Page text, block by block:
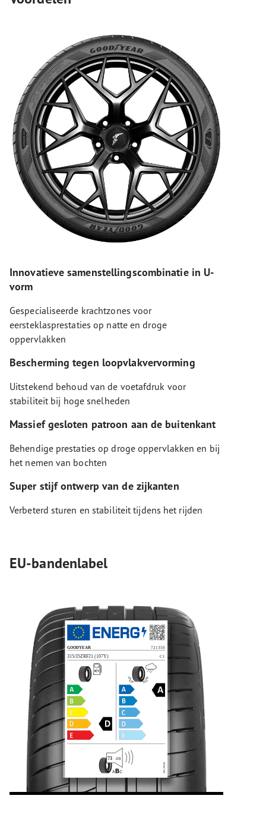
Innovatieve samenstellingscombinatie in U-
vorm
Gespecialiseerde krachtzones voor
eersteklasprestaties op natte en droge
oppervlakken
Bescherming tegen loopvlakvervorming
Uitstekend behoud van de voetafdruk voor
stabiliteit bij hoge snelheden
Massief gesloten patroon aan de buitenkant
Behendige prestaties op droge oppervlakken en bij
het nemen van bochten
Super stijf ontwerp van de zijkanten
Verbeterd sturen en stabiliteit tijdens het rijden
EU-bandenlabel